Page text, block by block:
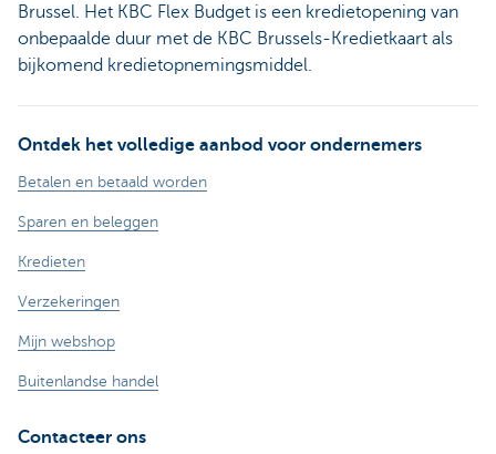
Brussel. Het KBC Flex Budget is een kredietopening van
onbepaalde duur met de KBC Brussels-Kredietkaart als
bijkomend kredietopnemingsmiddel.
Ontdek het volledige aanbod voor ondernemers
Betalen en betaald worden
Sparen en beleggen
Kredieten
Verzekeringen
Mijn webshop
Buitenlandse handel
Contacteer ons